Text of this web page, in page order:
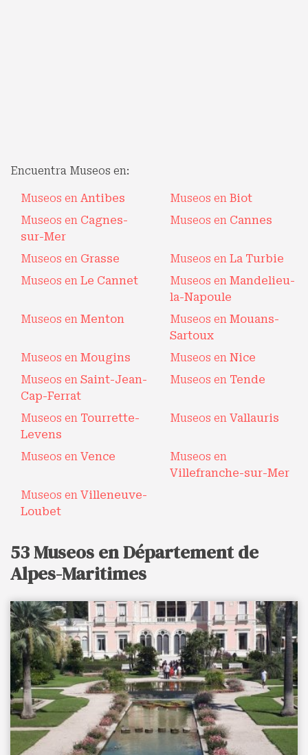
Encuentra Museos en:
Museos en Antibes Museos en Biot
Museos en Cagnes-
sur-Mer
Museos en Cannes
Museos en Grasse Museos en La Turbie
Museos en Le Cannet Museos en Mandelieu-
la-Napoule
Museos en Menton Museos en Mouans-
Sartoux
Museos en Mougins Museos en Nice
Museos en Saint-Jean-
Cap-Ferrat
Museos en Tende
Museos en Tourrette-
Levens
Museos en Vallauris
Museos en Vence
Museos en
Villefranche-sur-Mer
Museos en Villeneuve-
Loubet
53 Museos en Département de
Alpes-Maritimes